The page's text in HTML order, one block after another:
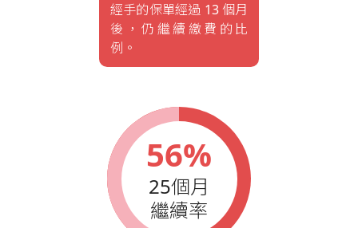
經手的保單經過 13 個月
後，仍繼續繳費的比
例。
56%
25個月
繼續率